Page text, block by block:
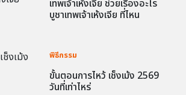
เทพเจ้าเห้งเจีย ช่วยเรื่องอะไร
บูชาเทพเจ้าเห้งเจีย ที่ไหน
พิธีกรรม
ขั้นตอนการไหว้ เช็งเม้ง 2569
วันที่เท่าไหร่